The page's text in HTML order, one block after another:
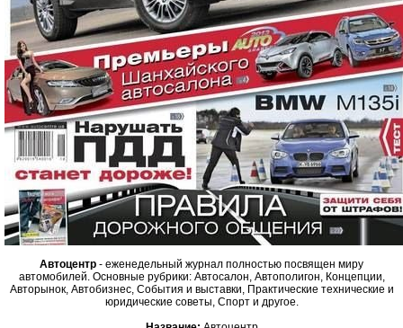
Автоцентр - еженедельный журнал полностью посвящен миру
автомобилей. Основные рубрики: Автосалон, Автополигон, Концепции,
Авторынок, Автобизнес, События и выставки, Практические технические и
юридические советы, Спорт и другое.